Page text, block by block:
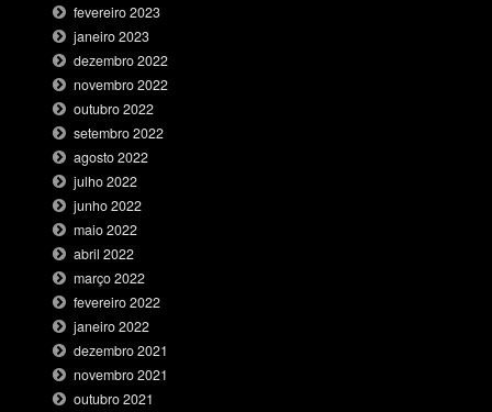
fevereiro 2023
janeiro 2023
dezembro 2022
novembro 2022
outubro 2022
setembro 2022
agosto 2022
julho 2022
junho 2022
maio 2022
abril 2022
março 2022
fevereiro 2022
janeiro 2022
dezembro 2021
novembro 2021
outubro 2021